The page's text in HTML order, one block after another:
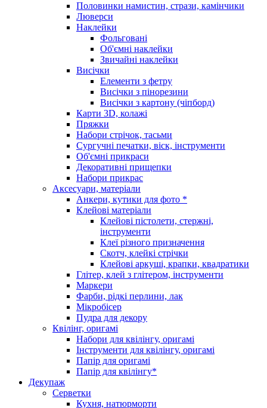
Половинки намистин, стрази, камінчики
Люверси
Наклейки
Фольговані
Об'ємні наклейки
Звичайні наклейки
Висічки
Елементи з фетру
Висічки з пінорезини
Висічки з картону (чіпборд)
Карти 3D, колажі
Пряжки
Набори стрічок, тасьми
Сургучні печатки, віск, інструменти
Об'ємні прикраси
Декоративні прищепки
Набори прикрас
Аксесуари, матеріали
Анкери, кутики для фото *
Клейові матеріали
Клейові пістолети, стержні,
інструменти
Клеї різного призначення
Скотч, клейкі стрічки
Клейові аркуші, крапки, квадратики
Глітер, клей з глітером, інструменти
Маркери
Фарби, рідкі перлини, лак
Мікробісер
Пудра для декору
Квілінг, оригамі
Набори для квілінгу, оригамі
Інструменти для квілінгу, оригамі
Папір для оригамі
Папір для квілінгу*
Декупаж
Серветки
Кухня, натюрморти